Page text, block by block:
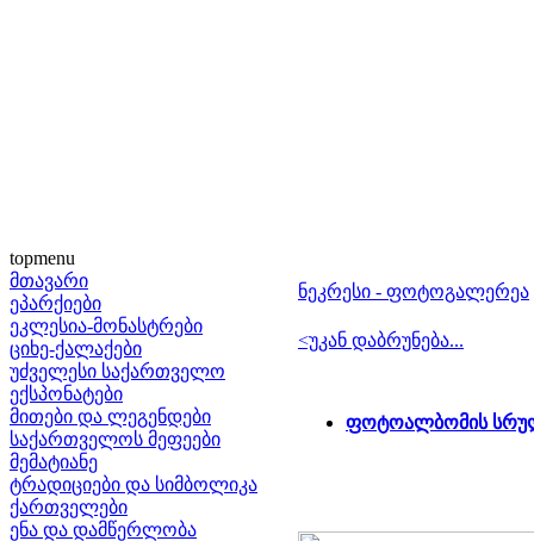
topmenu
მთავარი
ეპარქიები
ეკლესია-მონასტრები
ციხე-ქალაქები
უძველესი საქართველო
ექსპონატები
მითები და ლეგენდები
საქართველოს მეფეები
მემატიანე
ტრადიციები და სიმბოლიკა
ქართველები
ენა და დამწერლობა
ნეკრესი - ფოტოგალერეა
<უკან დაბრუნება...
ფოტოალბომის